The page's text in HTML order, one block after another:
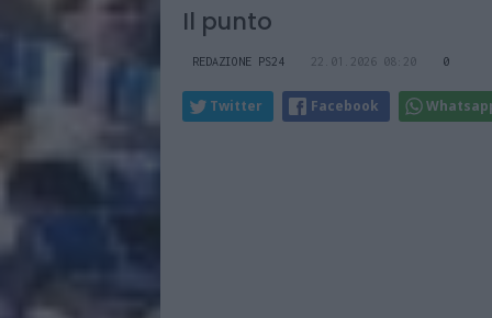
Il punto
REDAZIONE PS24 22.01.2026 08:20 0
Twitter Facebook